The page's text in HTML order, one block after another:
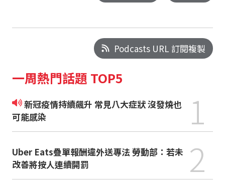
Podcasts URL 訂閱複製
一周熱門話題 TOP5
新冠疫情持續飆升 常見八大症狀 沒發燒也
可能感染
1
Uber Eats疊單報酬違外送專法 勞動部：若未
改善將按人連續開罰
2